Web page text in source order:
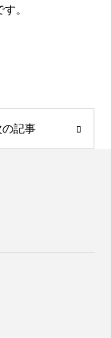
。
の記事